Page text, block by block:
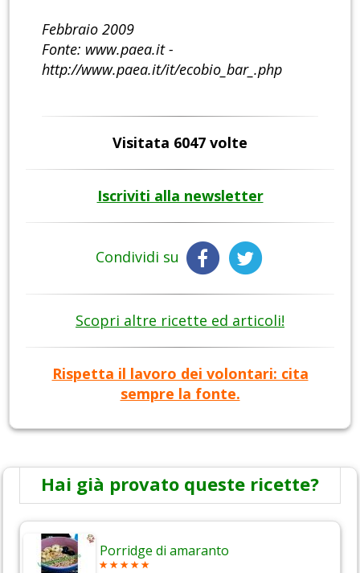
Febbraio 2009
Fonte: www.paea.it -
http://www.paea.it/it/ecobio_bar_.php
Visitata 6047 volte
Iscriviti alla newsletter
Condividi su
Scopri altre ricette ed articoli!
Rispetta il lavoro dei volontari: cita
sempre la fonte.
Hai già provato queste ricette?
Porridge di amaranto